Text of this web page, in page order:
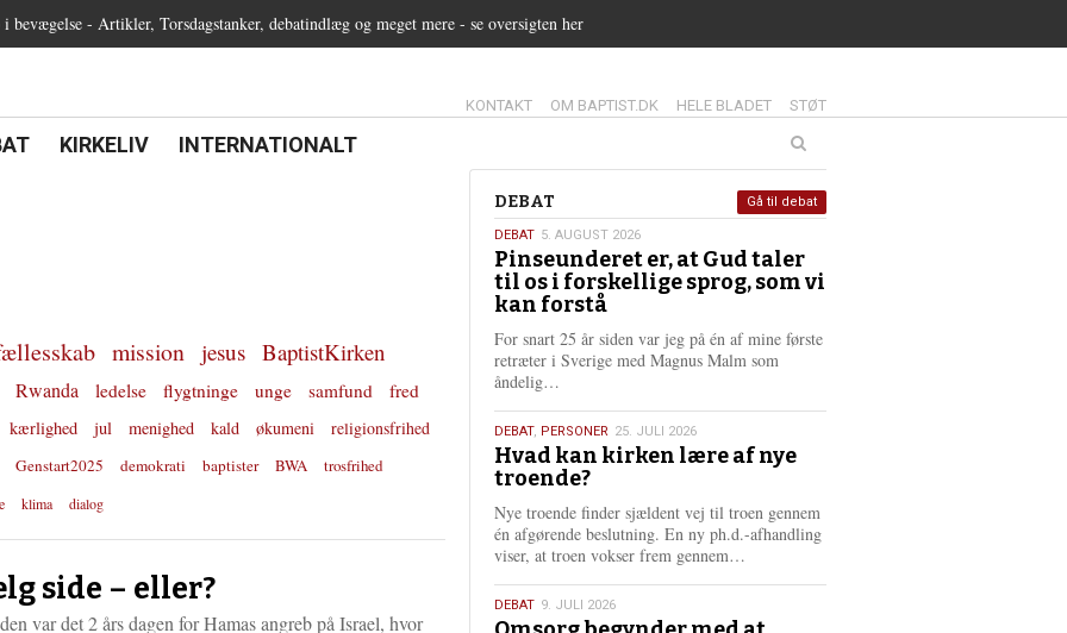
bevægelse - Artikler, Torsdagstanker, debatindlæg og meget mere - se oversigten her
13.0:
KONTAKT 14.0:
OM BAPTIST.DK 15.0:
HELE BLADET 16.0:
STØT
21.0:
KIRKELIV 22.0:
INTERNATIONALT
mission jesus BaptistKirken
Rwanda ledelse flygtninge unge samfund
fred
kærlighed jul menighed kald økumeni
religionsfrihed
Genstart2025 demokrati baptister BWA
trosfrihed
klima dialog
side – eller?
var det 2 års dagen for Hamas angreb på Israel, hvor
Debat
DEBAT
5.
august
2026
DEBAT 5. AUGUST 2026
Pinseunderet er, at Gud taler
til os i forskellige sprog, som vi
kan forstå
For snart 25 år siden var jeg på én af mine første
retræter i Sverige med Magnus Malm som
åndelig…
s
m
e
r
e
25.
juli
2026
DEBAT, PERSONER 25. JULI 2026
Hvad kan kirken lære af nye
troende?
Nye troende finder sjældent vej til troen gennem
én afgørende beslutning. En ny ph.d.-afhandling
viser, at troen vokser frem gennem…
9.
DEBAT 9. JULI 2026
Gå til debat